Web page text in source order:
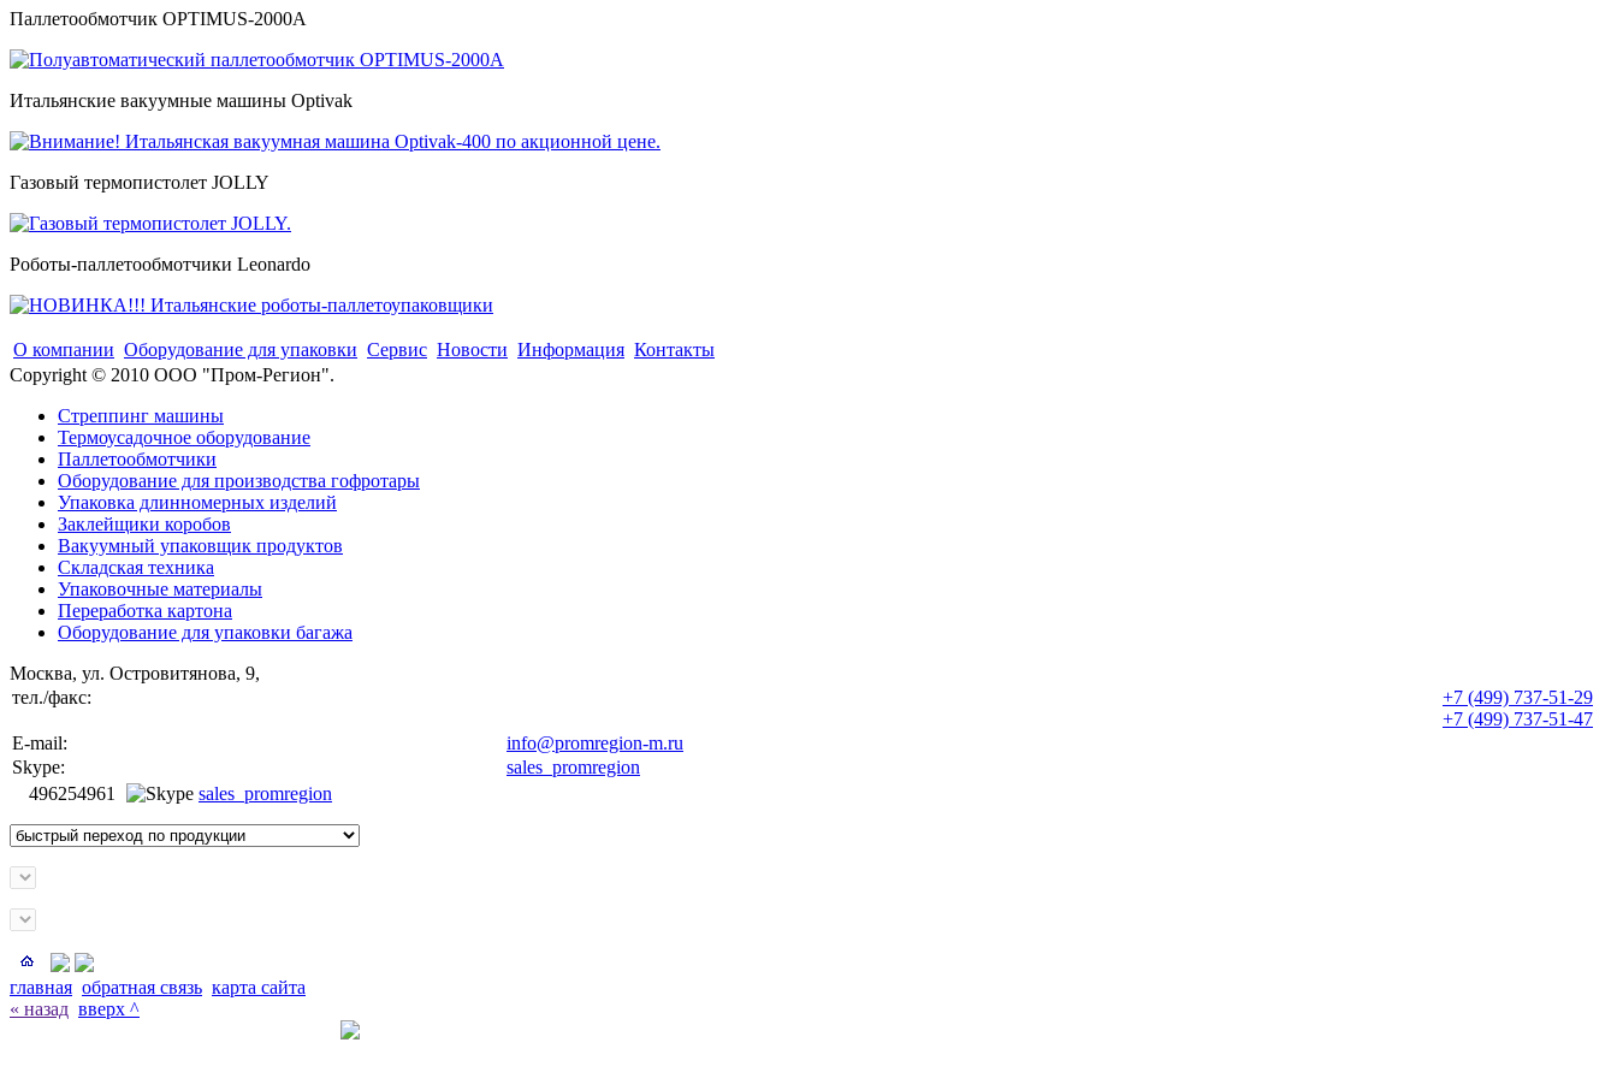
Паллетообмотчик OPTIMUS-2000A
Итальянские вакуумные машины Optivak
Газовый термопистолет JOLLY
Роботы-паллетообмотчики Leonardo
О компании Оборудование для упаковки Сервис Новости Информация Контакты
Copyright © 2010 ООО "Пром-Регион".
Стреппинг машины
Термоусадочное оборудование
Паллетообмотчики
Оборудование для производства гофротары
Упаковка длинномерных изделий
Заклейщики коробов
Вакуумный упаковщик продуктов
Складская техника
Упаковочные материалы
Переработка картона
Оборудование для упаковки багажа
Москва, ул. Островитянова, 9,
тел./факс:
+7 (499) 737-51-29
+7 (499) 737-51-47
E-mail:
info@promregion-m.ru
Skype:
sales_promregion
496254961
sales_promregion
главная обратная связь карта сайта
« назад вверх ^